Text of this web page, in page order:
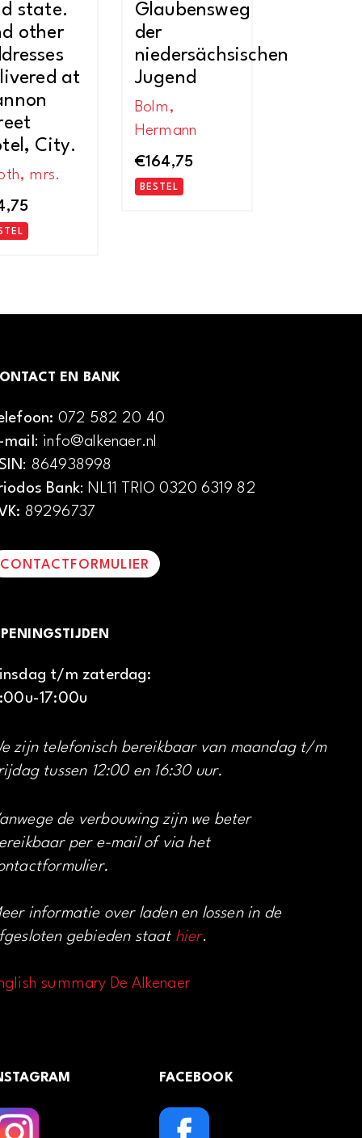
state.
other
at
City.
mrs.
Glaubensweg
der
niedersächsischen
Jugend
Bolm,
Hermann
€164,75
BESTEL
EN BANK
072 582 20 40
mail: info@alkenaer.nl
: 864938998
Bank: NL11 TRIO 0320 6319 82
89296737
CONTACTFORMULIER
t/m zaterdag:
17:00u
zijn telefonisch bereikbaar van maandag t/m
tussen 12:00 en 16:30 uur.
de verbouwing zijn we beter
per e-mail of via het
informatie over laden en lossen in de
gebieden staat hier.
summary De Alkenaer
FACEBOOK